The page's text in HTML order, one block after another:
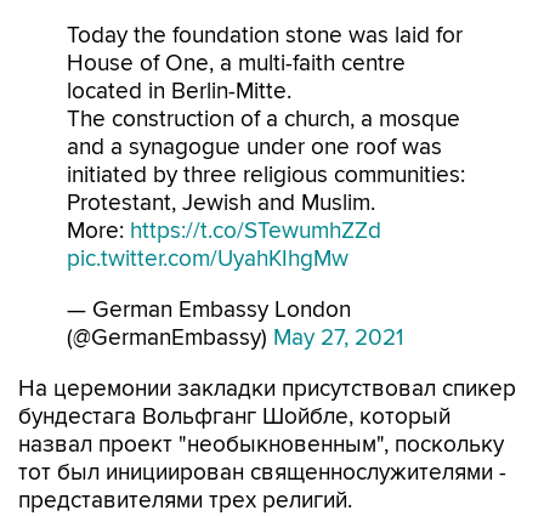
Today the foundation stone was laid for
House of One, a multi-faith centre
located in Berlin-Mitte.
The construction of a church, a mosque
and a synagogue under one roof was
initiated by three religious communities:
Protestant, Jewish and Muslim.
More: https://t.co/STewumhZZd
pic.twitter.com/UyahKIhgMw
— German Embassy London
(@GermanEmbassy) May 27, 2021
На церемонии закладки присутствовал спикер
бундестага Вольфганг Шойбле, который
назвал проект "необыкновенным", поскольку
тот был инициирован священнослужителями -
представителями трех религий.